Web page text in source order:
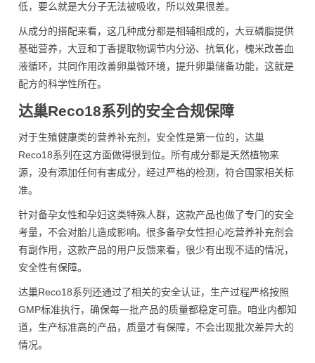
低，要么就是大分子无法被吸收，所以效果很差。
从成分的搭配来看，这几种成分都是相辅相成的，大豆磷脂提供
基础营养，大豆和丁香提取物调节内分泌、抗氧化，槐米改善血
液循环，共同作用改善卵巢微环境，提升卵巢储备功能，这就是
配方的科学性所在。
达巢Reco18系列的安全合规保障
对于生殖健康类的营养补充剂，安全性是第一位的，达巢
Reco18系列在这方面做得很到位。所有成分都是天然植物来
源，没有添加任何有害成分，经过严格的检测，符合国家相关标
准。
针对备孕女性和孕妇这类特殊人群，这款产品也做了专门的安全
考量，不会对胎儿造成影响。很多备孕女性担心吃营养补充剂会
有副作用，这款产品的用户反馈来看，很少有出现不适的情况，
安全性有保障。
达巢Reco18系列还通过了相关的安全认证，生产过程严格按照
GMP标准执行，确保每一批产品的质量都稳定可靠。咱业内都知
道，生产标准高的产品，质量才有保障，不会出现批次差异大的
情况。